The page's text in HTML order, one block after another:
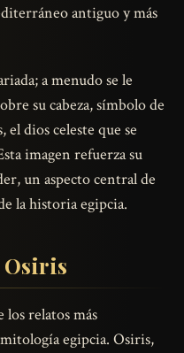
antiguo y más
a menudo se le
su cabeza, símbolo de
el dios celeste que se
imagen refuerza su
un aspecto central de
la historia egipcia.
Osiris
relatos más
egipcia. Osiris,